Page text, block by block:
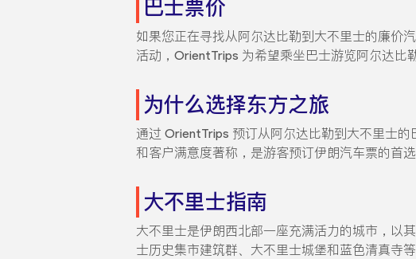
巴士票价
如果您正在寻找从阿尔达比勒到大不里士的廉价
活动，OrientTrips 为希望乘坐巴士游览阿尔达比
为什么选择东方之旅
通过 OrientTrips 预订从阿尔达比勒到大不里士
和客户满意度著称，是游客预订伊朗汽车票的首选
大不里士指南
大不里士是伊朗西北部一座充满活力的城市，以
士历史集市建筑群、大不里士城堡和蓝色清真寺